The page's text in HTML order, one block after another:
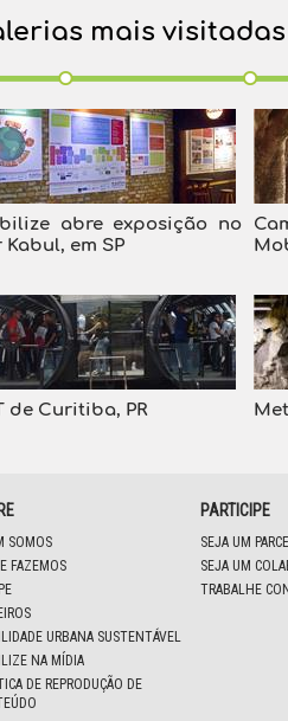
mais visitadas
abre exposição no
Kabul, em SP
de Curitiba, PR
SOMOS
FAZEMOS
URBANA SUSTENTÁVEL
NA MÍDIA
DE REPRODUÇÃO DE
PARTICIPE
SEJA UM
SEJA UM
TRABALHE